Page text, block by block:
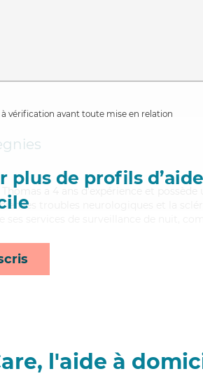
vérification avant toute mise en relation
de profils
a 4 ans d'expérience et possède
les troubles neurologiques et la
l'aide à